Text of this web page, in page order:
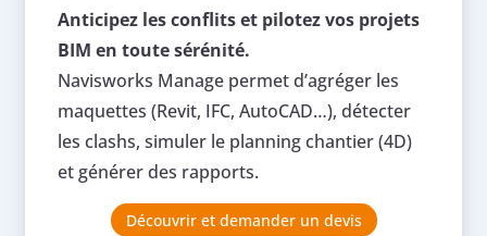
Anticipez les conflits et pilotez vos projets
BIM en toute sérénité.
Navisworks Manage permet d’agréger les
maquettes (Revit, IFC, AutoCAD…), détecter
les clashs, simuler le planning chantier (4D)
et générer des rapports.
Découvrir et demander un devis